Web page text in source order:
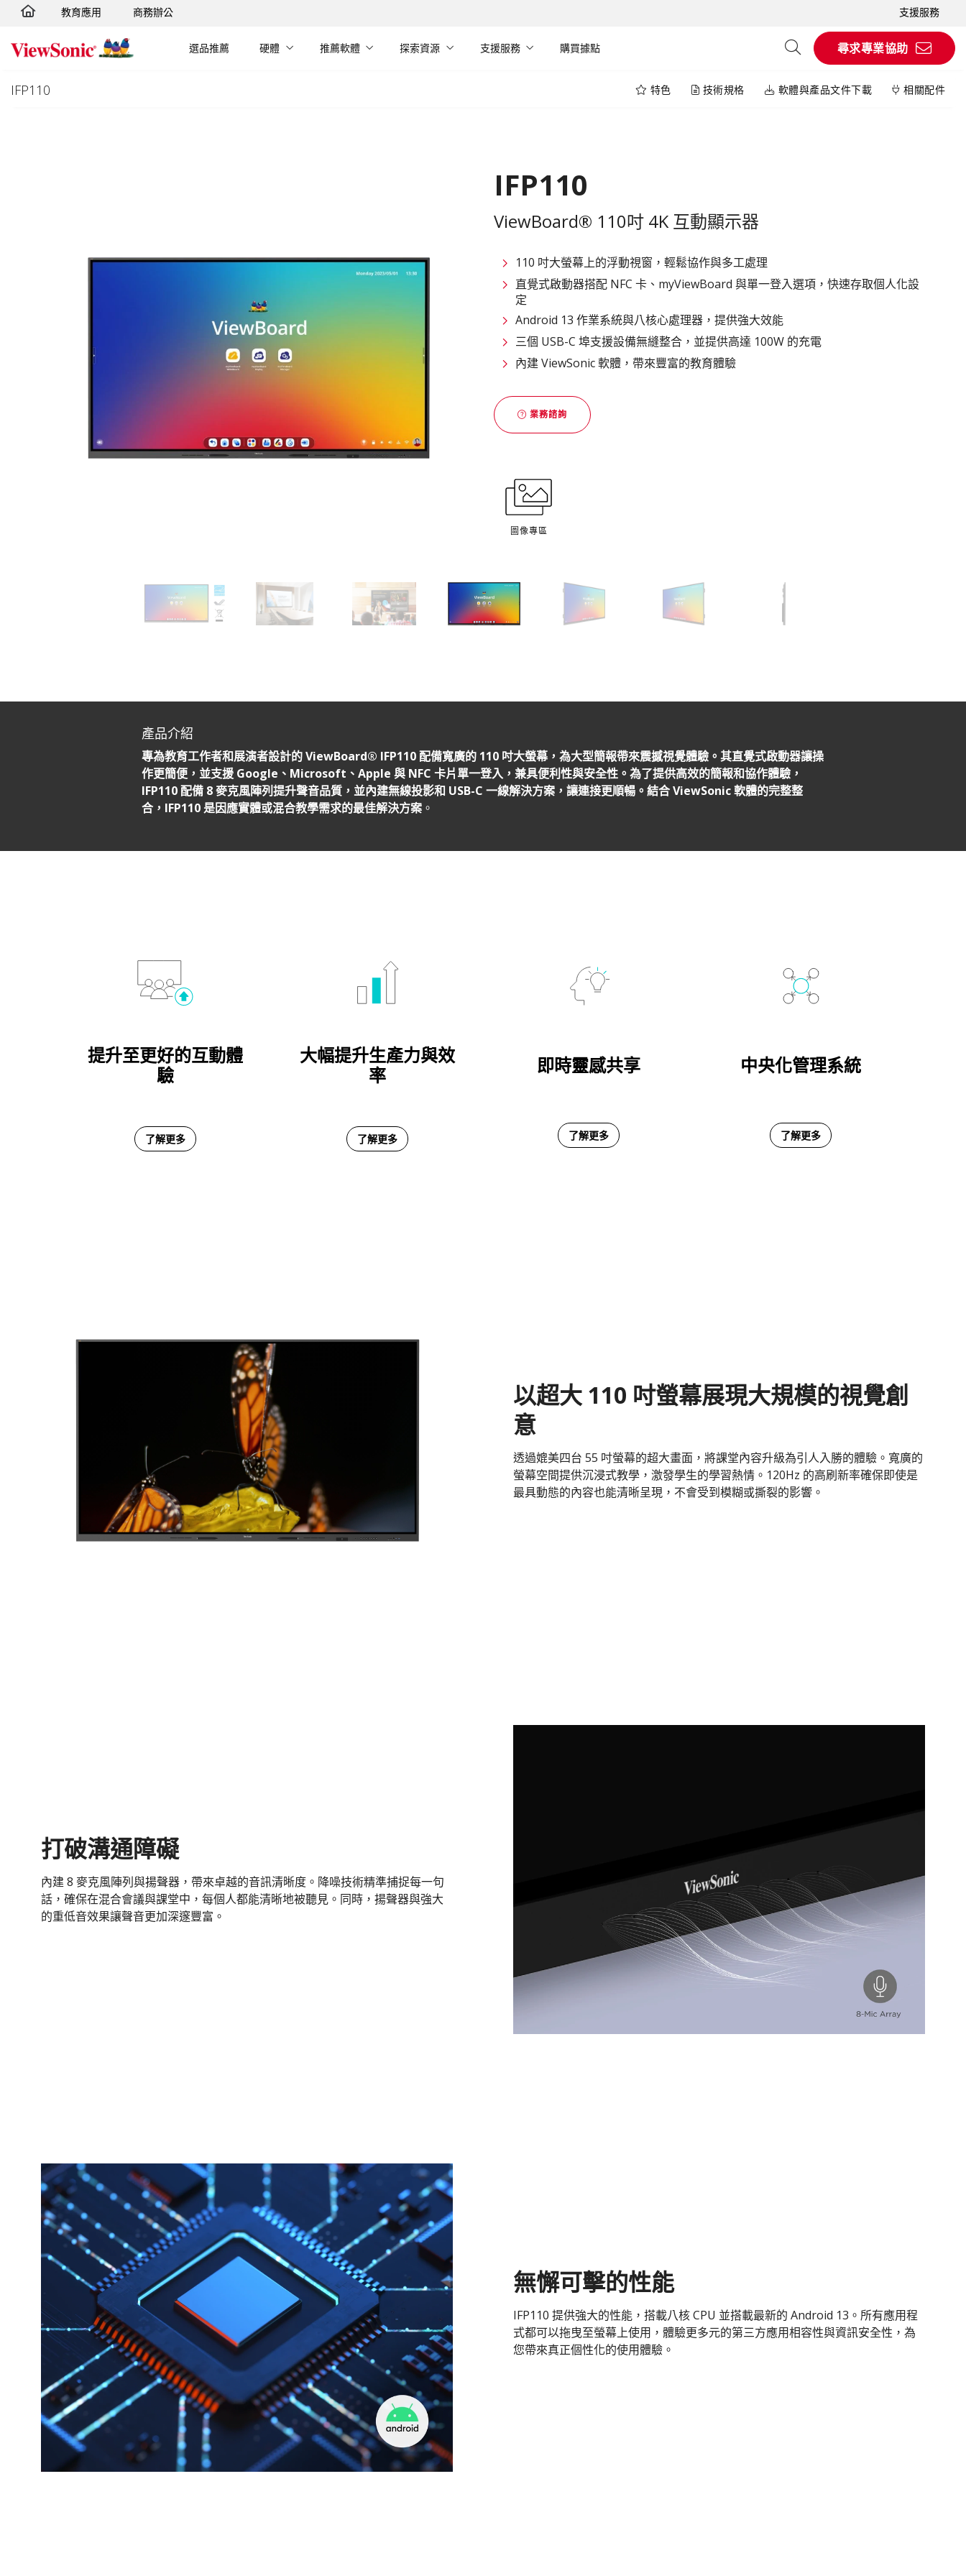
轉跳至主要內容
教育應用 商務辦公 支援服務
選品推薦 硬體 推薦軟體 探索資源 支援服務 購買據點 尋求專業協助
IFP110 特色 技術規格 軟體與產品文件下載 相關配件
IFP110
ViewBoard® 110吋 4K 互動顯示器
110 吋大螢幕上的浮動視窗，輕鬆協作與多工處理
直覺式啟動器搭配 NFC 卡、myViewBoard 與單一登入選項，快速存取個人化設
定
Android 13 作業系統與八核心處理器，提供強大效能
三個 USB-C 埠支援設備無縫整合，並提供高達 100W 的充電
內建 ViewSonic 軟體，帶來豐富的教育體驗
業務諮詢
圖像專區
產品介紹
專為教育工作者和展演者設計的 ViewBoard® IFP110 配備寬廣的 110 吋大螢幕，為大型簡報帶來震撼視覺體驗。其直覺式啟動器讓操
作更簡便，並支援 Google、Microsoft、Apple 與 NFC 卡片單一登入，兼具便利性與安全性。為了提供高效的簡報和協作體驗，
IFP110 配備 8 麥克風陣列提升聲音品質，並內建無線投影和 USB-C 一線解決方案，讓連接更順暢。結合 ViewSonic 軟體的完整整
合，IFP110 是因應實體或混合教學需求的最佳解決方案 。
提升至更好的互動體
驗
了解更多
大幅提升生產力與效
率
了解更多
即時靈感共享
了解更多
中央化管理系統
了解更多
以超大 110 吋螢幕展現大規模的視覺創
意
透過媲美四台 55 吋螢幕的超大畫面，將課堂內容升級為引人入勝的體驗。寬廣的
螢幕空間提供沉浸式教學，激發學生的學習熱情。120Hz 的高刷新率確保即使是
最具動態的內容也能清晰呈現，不會受到模糊或撕裂的影響。
打破溝通障礙
內建 8 麥克風陣列與揚聲器，帶來卓越的音訊清晰度。降噪技術精準捕捉每一句
話，確保在混合會議與課堂中，每個人都能清晰地被聽見。同時，揚聲器與強大
的重低音效果讓聲音更加深邃豐富。
無懈可擊的性能
IFP110 提供強大的性能，搭載八核 CPU 並搭載最新的 Android 13。所有應用程
式都可以拖曳至螢幕上使用，體驗更多元的第三方應用相容性與資訊安全性，為
您帶來真正個性化的使用體驗。